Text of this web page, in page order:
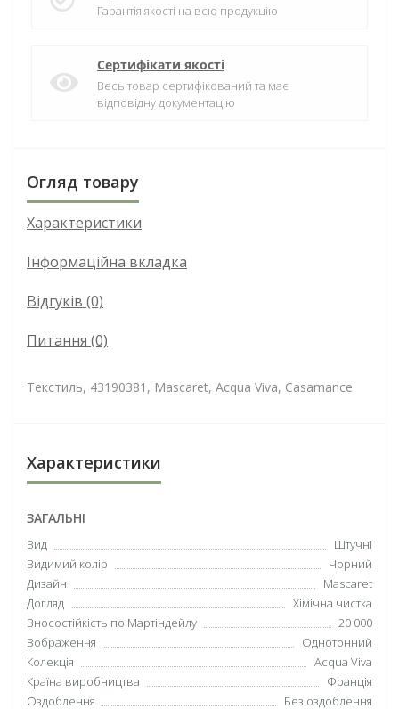
Гарантія якості на всю продукцію
Сертифікати якості
Весь товар сертифікований та має
відповідну документацію
Огляд товару
Характеристики
Інформаційна вкладка
Відгуків (0)
Питання (0)
Текстиль, 43190381, Mascaret, Acqua Viva, Casamance
Характеристики
ЗАГАЛЬНІ
Вид
Штучні
Видимий колір
Чорний
Дизайн
Mascaret
Догляд
Хімічна чистка
Зносостійкість по Мартіндейлу
20 000
Зображення
Однотонний
Колекція
Acqua Viva
Країна виробництва
Франція
Оздоблення
Без оздоблення